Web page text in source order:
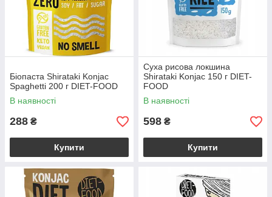
Біопаста Shirataki Konjac
Spaghetti 200 г DIET-FOOD
В наявності
288 ₴
Купити
Суха рисова локшина
Shirataki Konjac 150 г DIET-
FOOD
В наявності
598 ₴
Купити